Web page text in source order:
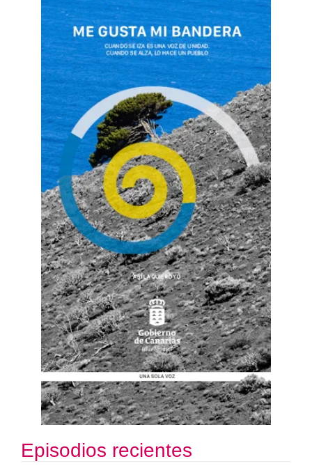
Episodios recientes